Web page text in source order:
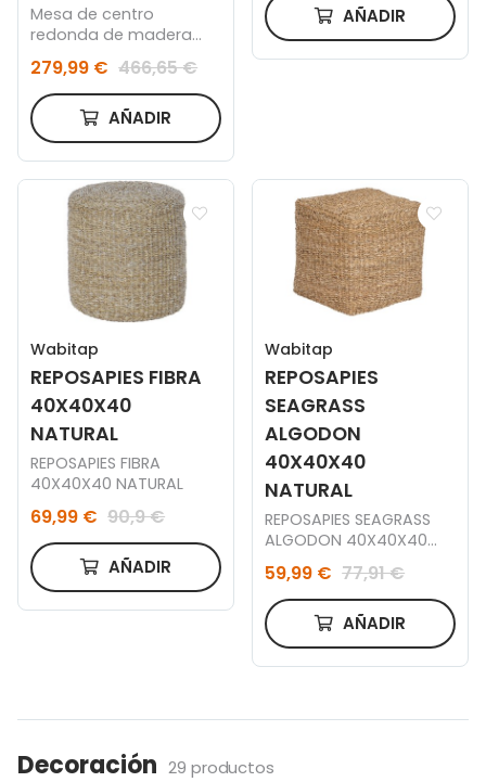
Mesa de centro
redonda de madera
maciza acabado roble
oscuro de Ø80cm
279,99 € 466,65 €
AÑADIR
AÑADIR
Wabitap
REPOSAPIES FIBRA
40X40X40
NATURAL
REPOSAPIES FIBRA
40X40X40 NATURAL
69,99 € 90,9 €
AÑADIR
Wabitap
REPOSAPIES
SEAGRASS
ALGODON
40X40X40
NATURAL
REPOSAPIES SEAGRASS
ALGODON 40X40X40
59,99 € 77,91 €
AÑADIR
Decoración 29 productos